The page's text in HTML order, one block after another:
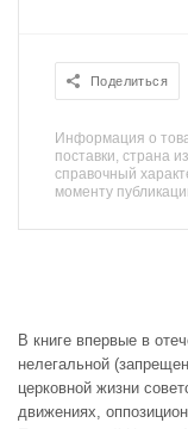
Поделиться
Информация о
поставки, страна
справочный
моменту
В книге впервые в
нелегальной
церковной жизни
движениях,